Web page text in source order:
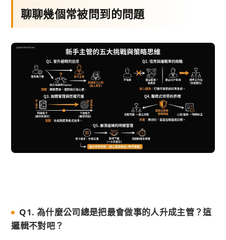
聊聊幾個常被問到的問題
Q1. 為什麼公司總是把最會做事的人升成主管？這
邏輯不對吧？